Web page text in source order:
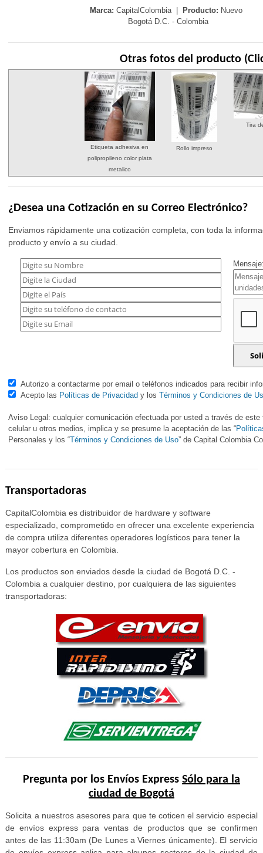
Marca: CapitalColombia | Producto: Nuevo
Bogotá D.C. - Colombia
Otras fotos del producto
Etiqueta adhesiva en
polipropileno color plata
metalico
Rollo impreso
Tira
¿Desea una Cotización en su Correo Electrónico?
Enviamos rápidamente una cotización completa, con toda la
producto y envío a su ciudad.
Autorizo a contactarme por email o teléfonos indicados para recibir
Acepto las Políticas de Privacidad y losTérminos y Condiciones de
Aviso Legal: cualquier comunicación efectuada por usted a través de
celular u otros medios, implica y se presume la aceptación de las “
Personales y los “Términos y Condiciones de Uso” de Capital Colombia
Transportadoras
CapitalColombia es distribuidor de hardware y software
especializado, comprometido en ofrecer una excelente experiencia
de compra utiliza diferentes operadores logísticos para tener la
mayor cobertura en Colombia.
Los productos son enviados desde la ciudad de Bogotá D.C. -
Colombia a cualquier destino, por cualquiera de las siguientes
transportadoras:
Pregunta por los Envíos Express Sólo para la
ciudad de Bogotá
Solicita a nuestros asesores para que te coticen el servicio especial
de envíos express para ventas de productos que se confirmen
antes de las 11:30am (De Lunes a Viernes únicamente). El servicio